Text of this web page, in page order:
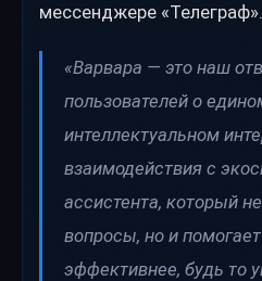
мессенджере «Телеграф».
«Варвара — это наш
пользователей о
интеллектуальном
взаимодействия с
ассистента, который
вопросы, но и
эффективнее, будь то